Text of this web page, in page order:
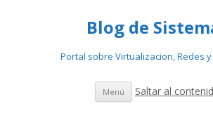
Blog de
Portal sobre Virtualizacion, Redes
Menú Saltar al